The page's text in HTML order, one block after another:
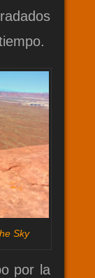
Sky
por la